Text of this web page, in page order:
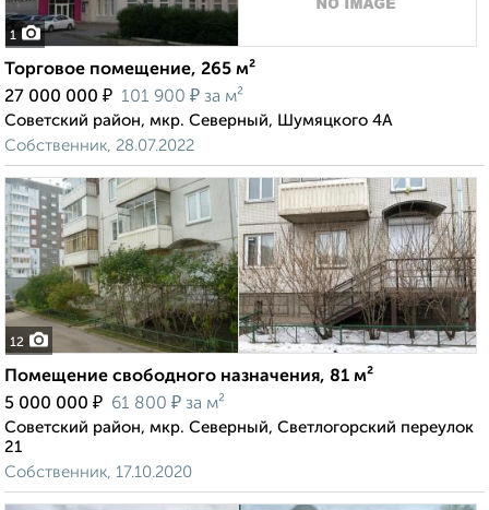
1
Торговое помещение, 265 м²
27 000 000 ₽ 101 900 ₽ за м²
Советский район, мкр. Северный, Шумяцкого 4А
Собственник, 28.07.2022
12
Помещение свободного назначения, 81 м²
5 000 000 ₽ 61 800 ₽ за м²
Советский район, мкр. Северный, Светлогорский переулок
21
Собственник, 17.10.2020